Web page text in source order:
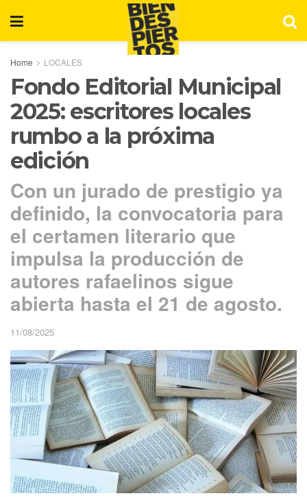
Home LOCALES
Fondo Editorial Municipal
2025: escritores locales
rumbo a la próxima
edición
Con un jurado de prestigio ya
definido, la convocatoria para
el certamen literario que
impulsa la producción de
autores rafaelinos sigue
abierta hasta el 21 de agosto.
11/08/2025